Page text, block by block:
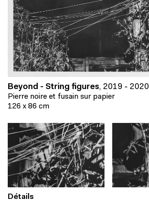
Beyond - String figures, 2019 - 2020
Pierre noire et fusain sur papier
126 x 86 cm
Détails